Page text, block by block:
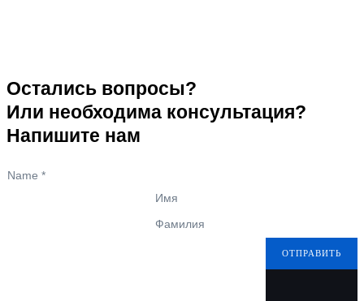
Остались вопросы?
Или необходима консультация?
Напишите нам
Name *
Имя
Фамилия
ОТПРАВИТЬ